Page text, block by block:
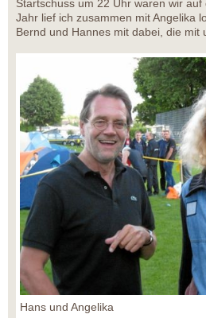
Startschuss um 22 Uhr waren wir
Jahr lief ich zusammen mit Angelika
Bernd und Hannes mit dabei, die mit
Hans und Angelika